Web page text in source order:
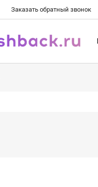
Заказать обратный звонок